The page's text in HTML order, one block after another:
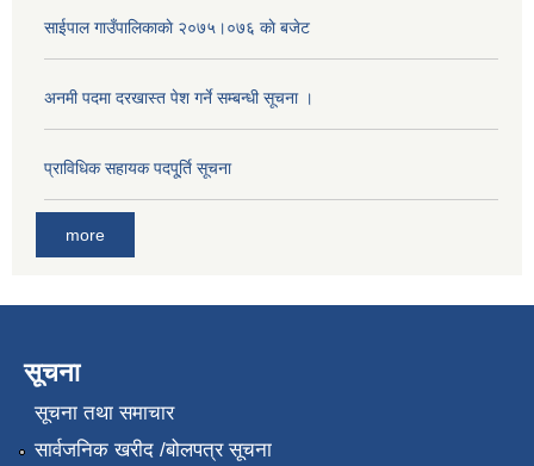
साईपाल गाउँपालिकाकाे २०७५।०७६ काे बजेट
अनमी पदमा दरखास्त पेश गर्ने सम्बन्धी सूचना ।
प्राविधिक सहायक पदपू्र्ति सूचना
more
सूचना
सूचना तथा समाचार
सार्वजनिक खरीद /बोलपत्र सूचना